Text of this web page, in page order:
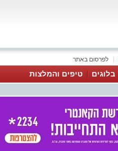
לפרסום באתר
בלוגים טיפים והמלצות